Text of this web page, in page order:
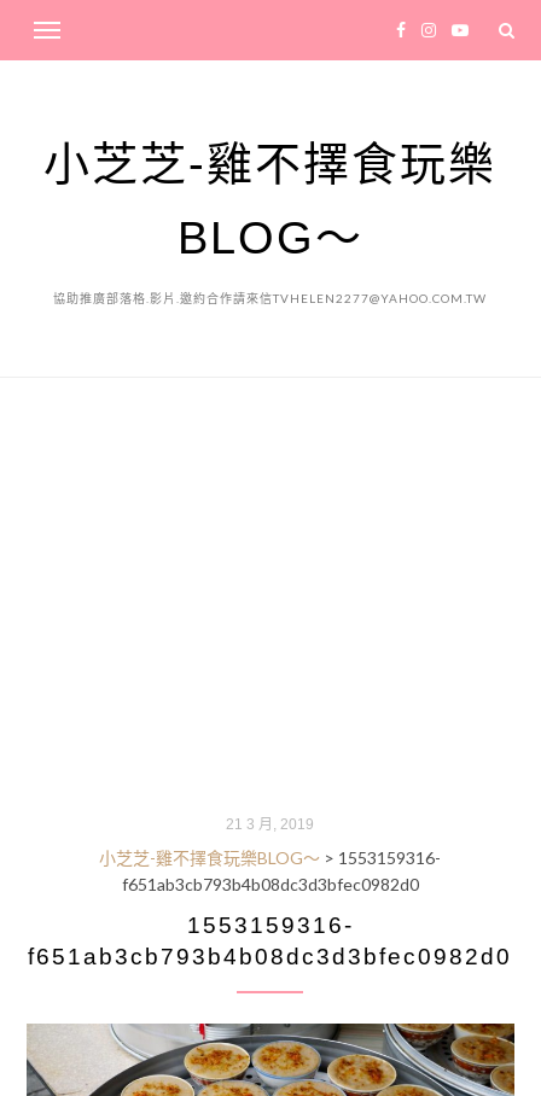
小芝芝-雞不擇食玩樂
BLOG～
協助推廣部落格.影片.邀約合作請來信TVHELEN2277@YAHOO.COM.TW
21 3 月, 2019
小芝芝-雞不擇食玩樂BLOG～ > 1553159316-
f651ab3cb793b4b08dc3d3bfec0982d0
1553159316-
f651ab3cb793b4b08dc3d3bfec0982d0